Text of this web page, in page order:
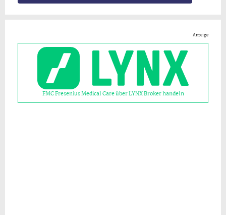
Anzeige
FMC Fresenius Medical Care über LYNX Broker handeln